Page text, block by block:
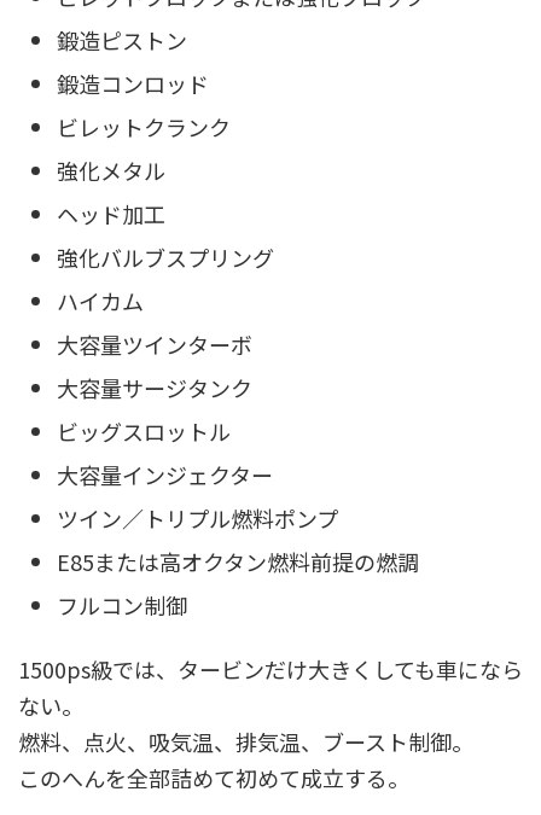
鍛造ピストン
鍛造コンロッド
ビレットクランク
強化メタル
ヘッド加工
強化バルブスプリング
ハイカム
大容量ツインターボ
大容量サージタンク
ビッグスロットル
大容量インジェクター
ツイン／トリプル燃料ポンプ
E85または高オクタン燃料前提の燃調
フルコン制御
1500ps級では、タービンだけ大きくしても車になら
ない。
燃料、点火、吸気温、排気温、ブースト制御。
このへんを全部詰めて初めて成立する。